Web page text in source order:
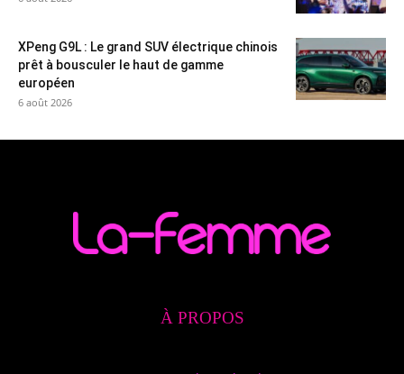
XPeng G9L : Le grand SUV électrique chinois
prêt à bousculer le haut de gamme
européen
6 août 2026
À PROPOS